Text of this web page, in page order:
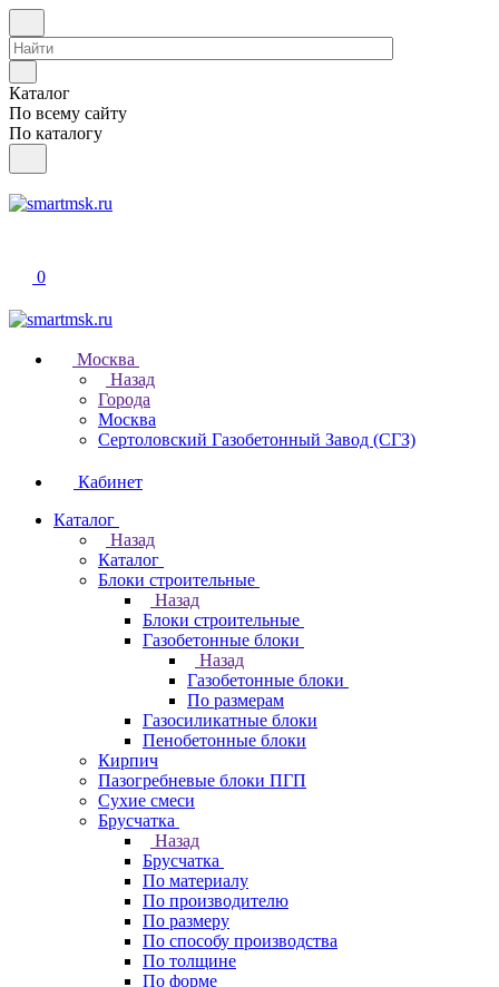
Каталог
По всему сайту
По каталогу
0
Москва
Назад
Города
Москва
Сертоловский Газобетонный Завод (СГЗ)
Кабинет
Каталог
Назад
Каталог
Блоки строительные
Назад
Блоки строительные
Газобетонные блоки
Назад
Газобетонные блоки
По размерам
Газосиликатные блоки
Пенобетонные блоки
Кирпич
Пазогребневые блоки ПГП
Сухие смеси
Брусчатка
Назад
Брусчатка
По материалу
По производителю
По размеру
По способу производства
По толщине
По форме